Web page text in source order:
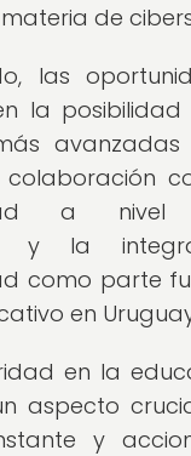
de
las
la
a
y la
como parte
en
en la
aspecto
y